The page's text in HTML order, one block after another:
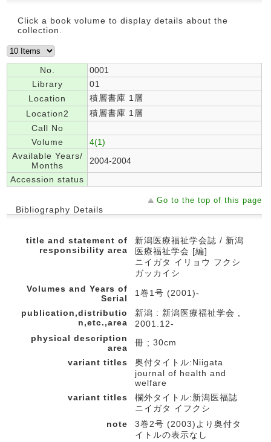
Click a book volume to display details about the
collection.
No.
0001
Library
01
Location
積層書庫 1層
Location2
積層書庫 1層
Call No
Volume
4(1)
Available Years/
Months
2004-2004
Accession status
Go to the top of this page
Bibliography Details
title and statement of
responsibility area
新潟医療福祉学会誌 / 新潟
医療福祉学会 [編]
ニイガタ イリョウ フクシ
ガッカイシ
Volumes and Years of
Serial
1巻1号 (2001)-
publication,distributio
n,etc.,area
新潟 : 新潟医療福祉学会 ,
2001.12-
physical description
area
冊 ; 30cm
variant titles
奥付タイトル:Niigata
journal of health and
welfare
variant titles
欄外タイトル:新潟医福誌
ニイガタ イフクシ
note
3巻2号 (2003)より奥付タ
イトルの表示なし